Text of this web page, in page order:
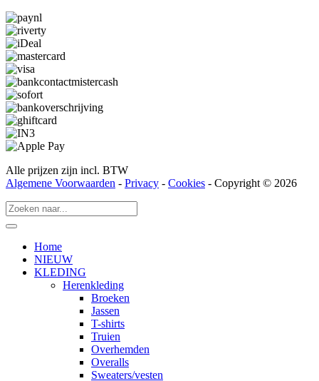
Alle prijzen zijn incl. BTW
Algemene Voorwaarden - Privacy - Cookies - Copyright © 2026
Home
NIEUW
KLEDING
Herenkleding
Broeken
Jassen
T-shirts
Truien
Overhemden
Overalls
Sweaters/vesten